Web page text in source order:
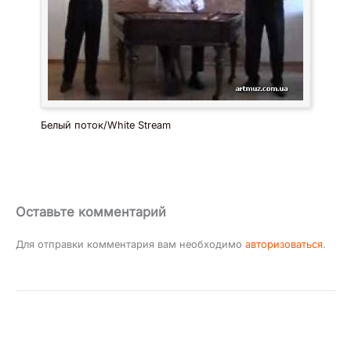
Белый поток/White Stream
Оставьте комментарий
Для отправки комментария вам необходимо авторизоваться.